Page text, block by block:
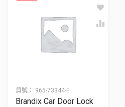
貨號： 965-73344-F
Brandix Car Door Lock